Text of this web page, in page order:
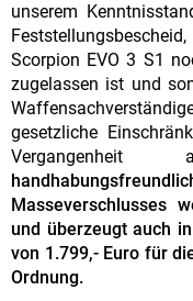
unserem
Scorpion EVO 3 S1
zugelassen ist und
gesetzliche
Vergangenheit
Masseverschlusses
und überzeugt auch
von 1.799,- Euro für
Ordnung.